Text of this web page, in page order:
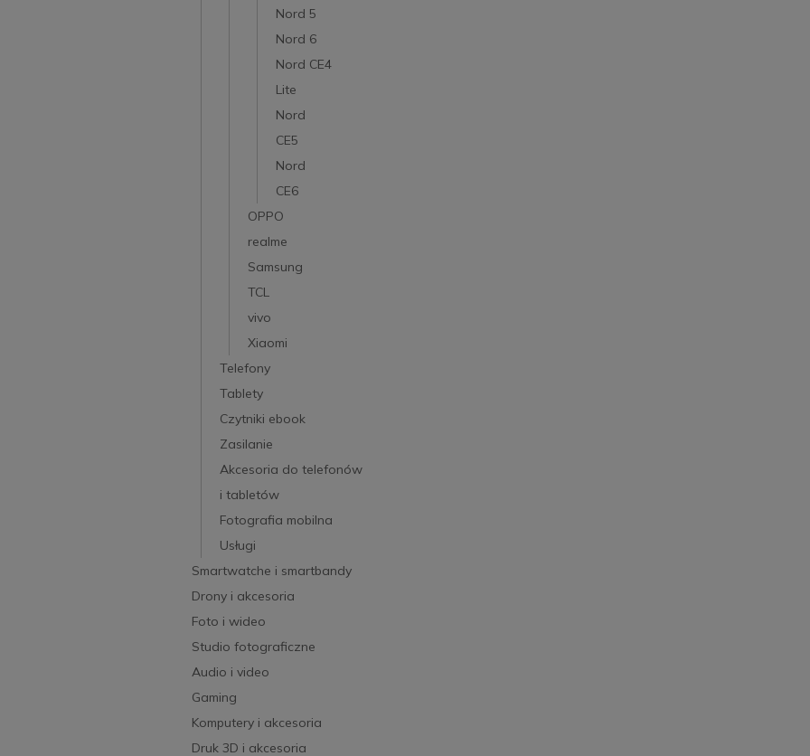
Nord 5
Nord 6
Nord CE4
Lite
Nord
CE5
Nord
CE6
OPPO
realme
Samsung
TCL
vivo
Xiaomi
Telefony
Tablety
Czytniki ebook
Zasilanie
Akcesoria do telefonów
i tabletów
Fotografia mobilna
Usługi
Smartwatche i smartbandy
Drony i akcesoria
Foto i wideo
Studio fotograficzne
Audio i video
Gaming
Komputery i akcesoria
Druk 3D i akcesoria